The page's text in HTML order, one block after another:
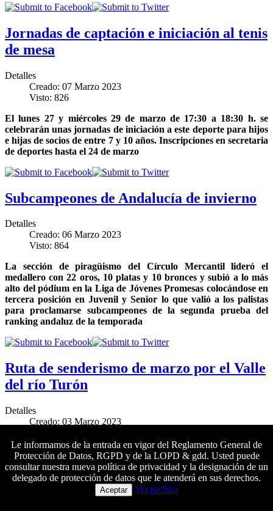
Jornadas de captación e iniciación al tenis
de mesa
Detalles
Creado: 07 Marzo 2023
Visto: 826
El lunes 27 y miércoles 29 de marzo de 17:30 a 18:30 h. se
celebrarán unas jornadas de iniciación a este deporte para hijos
e hijas de socios de entre 7 y 10 años. Inscripciones en secretaria
de deportes hasta el 24 de marzo
Subcampeones de Andalucía de invierno
Detalles
Creado: 06 Marzo 2023
Visto: 864
La sección de piragüismo del Círculo Mercantil lideró el
medallero con 22 oros, 10 platas y 10 bronces y subió a lo más
alto del pódium en la Liga de Jóvenes Promesas colocándose en
tercera posición en Juvenil y Senior lo que valió a los palistas
para proclamarse subcampeones de la segunda prueba del
ranking andaluz de la temporada
Ruta de senderismo de marzo por el Valle
del río Turón
Detalles
Creado: 03 Marzo 2023
El próximo sábado 25 de marzo se llevará a cabo una nueva
salida de senderismo de dificultad mediaal Parque Nacional de
la Sierra de las Nieves. Las inscripciones se pueden formalizar
del 3 al 24 de marzoColaboradores principales
Le informamos de la entrada en vigor del Reglamento General de
Protección de Datos, RGPD y de la LOPD & gdd. Usted puede
consultar nuestra nueva política de privacidad y la designación de un
delegado de protección de datos que le atenderá en sus derechos.
Aceptar Ver política